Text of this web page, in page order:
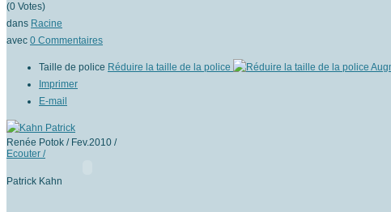
(0 Votes)
dans Racine
avec 0 Commentaires
Taille de police Réduire la taille de la police
Imprimer
E-mail
Renée Potok / Fev.2010 /
Ecouter /
Patrick Kahn